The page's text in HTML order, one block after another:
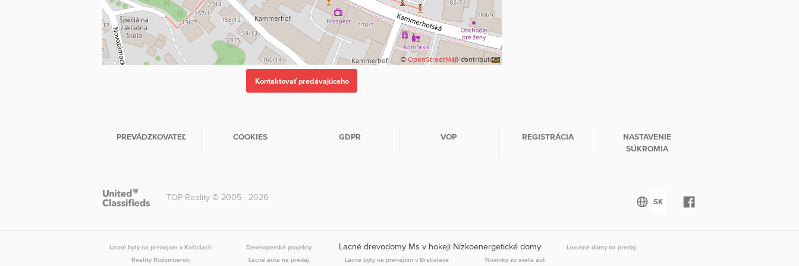
©OpenStreetMapcontributors
PREVÁDZKOVATEĽ COOKIES GDPR VOP REGISTRÁCIA
NASTAVENIE
SÚKROMIA
TOP Reality © 2005 - 2026
Lacné byty na prenajom v Košiciach Developerské projekty Lacné drevodomy Ms v hokeji Nízkoenergetické domy
Luxusné domy na predaj
Reality Ružomberok
Lacné autá na predaj Lacné byty na prenájom v Bratislave Novinky zo sveta áut